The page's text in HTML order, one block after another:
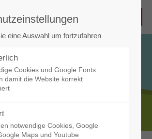
& Termine
eine Auswahl um fortzufahren
Cookies und Google Fonts
damit die Website korrekt
notwendige Cookies, Google
Maps und Youtube